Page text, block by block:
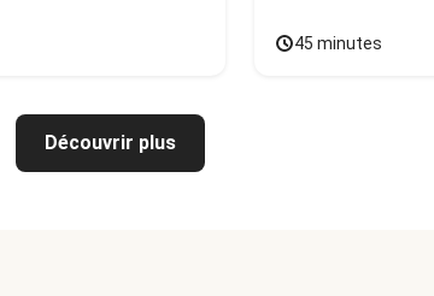
45 minutes
Découvrir plus